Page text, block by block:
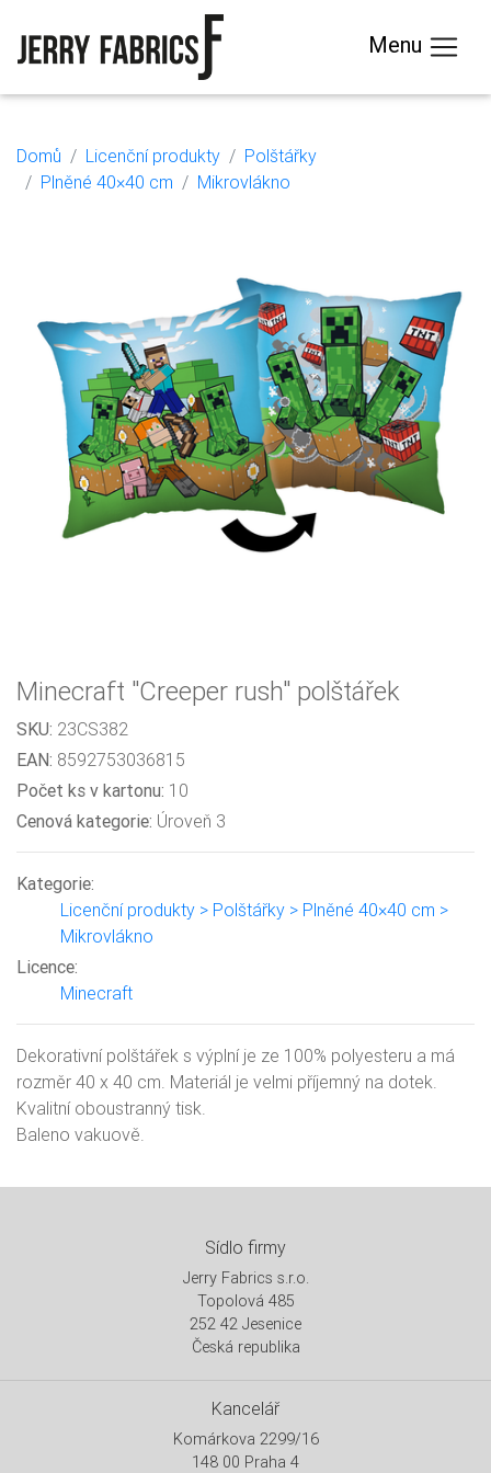
Menu
Domů Licenční produkty
Polštářky
Plněné 40×40 cm
Mikrovlákno
Minecraft "Creeper rush" polštářek
SKU: 23CS382
EAN: 8592753036815
Počet ks v kartonu: 10
Cenová kategorie: Úroveň 3
Kategorie:
Licenční produkty > Polštářky > Plněné 40×40 cm >
Mikrovlákno
Licence:
Minecraft
Dekorativní polštářek s výplní je ze 100% polyesteru a má
rozměr 40 x 40 cm. Materiál je velmi příjemný na dotek.
Kvalitní oboustranný tisk.
Baleno vakuově.
Sídlo firmy
Jerry Fabrics s.r.o.
Topolová 485
252 42 Jesenice
Česká republika
Kancelář
Komárkova 2299/16
148 00 Praha 4